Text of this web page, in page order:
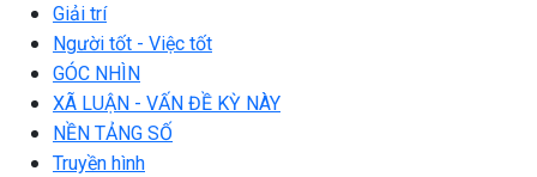
Giải trí
Người tốt - Việc tốt
GÓC NHÌN
XÃ LUẬN - VẤN ĐỀ KỲ NÀY
NỀN TẢNG SỐ
Truyền hình